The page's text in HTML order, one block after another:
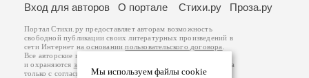
Мы используем файлы cookie
Вход для авторов
О портале Стихи.ру Проза.ру
Портал Стихи.ру предоставляет авторам возможность
свободной публикации своих литературных произведений в
сети Интернет на основаниипользовательского договора
Все авторские права на произведения принадлежат авторам
и охраняются законом
. Перепечатка произведений возможна
только с согласия его автора, к которому вы можете